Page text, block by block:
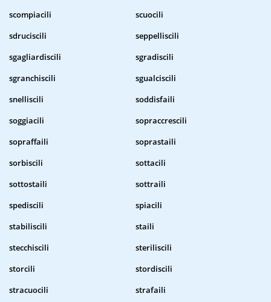
scompiacili
scuocili
sdruciscili
seppelliscili
sgagliardiscili
sgradiscili
sgranchiscili
sgualciscili
snelliscili
soddisfaili
soggiacili
sopraccrescili
sopraffaili
soprastaili
sorbiscili
sottacili
sottostaili
sottraili
spediscili
spiacili
stabiliscili
staili
stecchiscili
steriliscili
storcili
stordiscili
stracuocili
strafaili